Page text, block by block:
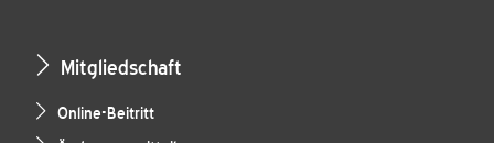
Mitgliedschaft
Online-Beitritt